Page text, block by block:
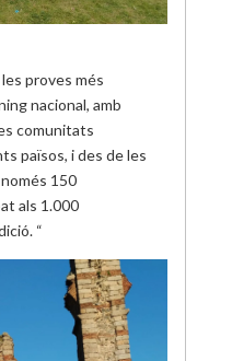
proves més
nacional, amb
comunitats
països, i des de les
150
als 1.000
“